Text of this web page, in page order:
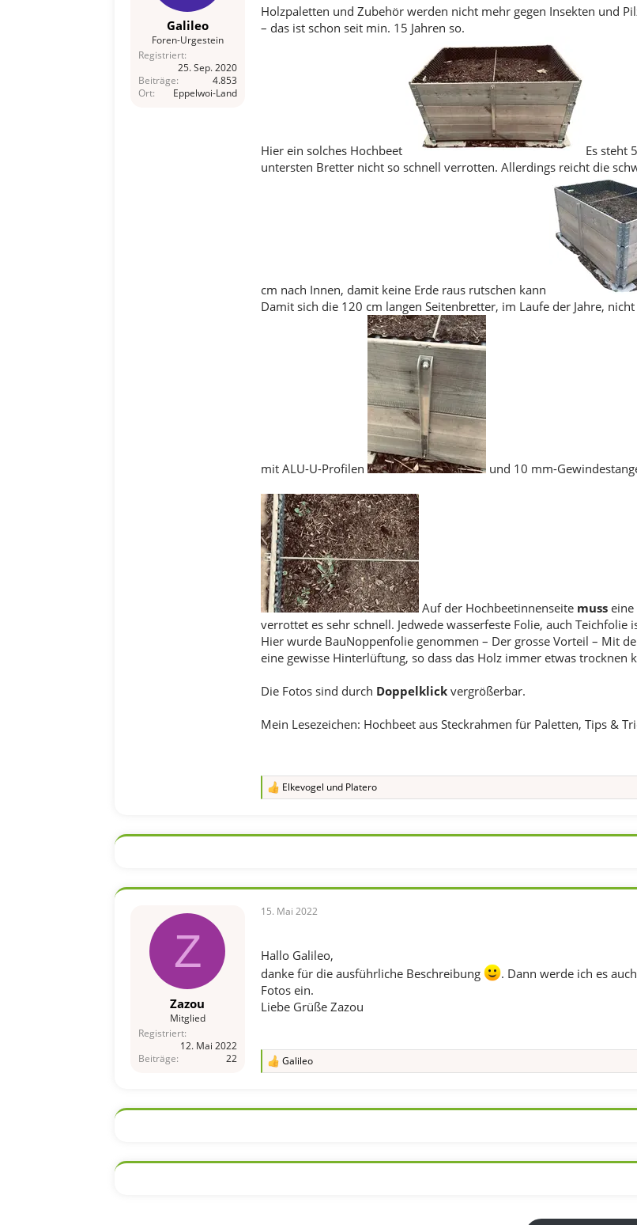
Galileo
Foren-Urgestein
Registriert
25. Sep. 2020
Beiträge
4.853
Ort
Eppelwoi-Land
Holzpaletten und Zubehör werden nicht mehr gegen Insekten und
– das ist schon seit min. 15 Jahren so.
Hier ein solches Hochbeet
Es steht
untersten Bretter nicht so schnell verrotten. Allerdings reicht die
cm nach Innen, damit keine Erde raus rutschen kann
Damit sich die 120 cm langen Seitenbretter, im Laufe der Jahre,
mit ALU-U-Profilen und 10 mm-
Auf der Hochbeetinnenseite musseine
verrottet es sehr schnell. Jedwede wasserfeste Folie, auch Teichfolie
Hier wurde BauNoppenfolie genommen – Der grosse Vorteil – Mit
eine gewisse Hinterlüftung, so dass das Holz immer etwas trocknen
Die Fotos sind durch Doppelklickvergrößerbar.
Mein Lesezeichen: Hochbeet aus Steckrahmen für Paletten, Tips &
R
e
n
:
Elkevogel und Platero
Z
Zazou
Mitglied
Registriert
12. Mai 2022
Beiträge
22
15. Mai 2022
Hallo Galileo,
danke für die ausführliche Beschreibung
. Dann werde ich es
Fotos ein.
Liebe Grüße Zazou
R
e
Galileo